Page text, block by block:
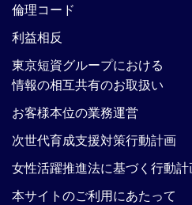
倫理コード
利益相反
東京短資グループにおける
情報の相互共有のお取扱い
お客様本位の業務運営
次世代育成支援対策行動計画
女性活躍推進法に基づく行動計
本サイトのご利用にあたって